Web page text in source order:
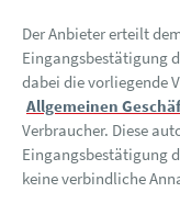
Der Anbieter erteilt
Eingangsbestätigung
dabei die vorliegende
Allgemeinen
Verbraucher. Diese
Eingangsbestätigung
keine verbindliche